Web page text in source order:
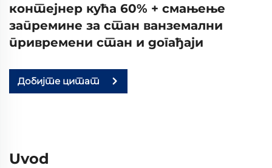
контејнер кућа 60% + смањење
запремине за стан ванземални
привремени стан и догађаји
Добијте цитат
Uvod